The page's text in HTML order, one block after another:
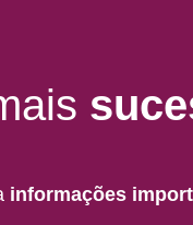
informações